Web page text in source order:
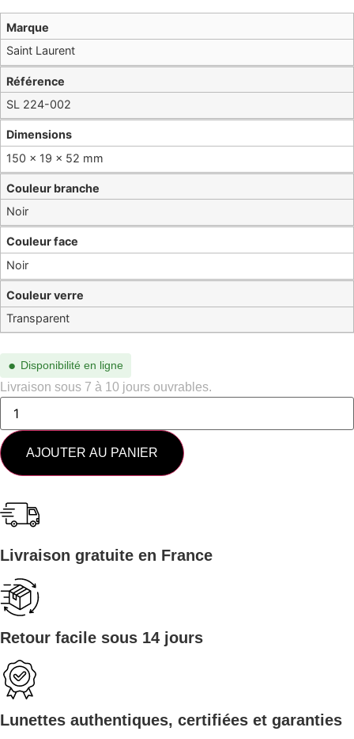
Référence
SL 224-002
Dimensions
150 × 19 × 52 mm
Couleur branche
Noir
Couleur face
Noir
Couleur verre
Transparent
Marque
Saint Laurent
● Disponibilité en ligne
Livraison sous 7 à 10 jours ouvrables.
AJOUTER AU PANIER
Livraison gratuite en France
Retour facile sous 14 jours
Lunettes authentiques, certifiées et garanties